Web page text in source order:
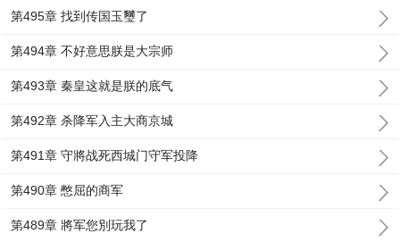
第495章 找到传国玉璽了
第494章 不好意思朕是大宗师
第493章 秦皇这就是朕的底气
第492章 杀降军入主大商京城
第491章 守將战死西城门守军投降
第490章 憋屈的商军
第489章 將军您別玩我了